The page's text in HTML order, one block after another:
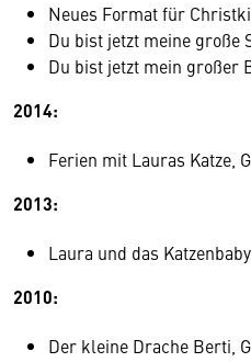
Neues Format für
Du bist jetzt meine große
Du bist jetzt mein großer
2014:
Ferien mit Lauras Katze,
2013:
Laura und das
2010:
Der kleine Drache Berti,